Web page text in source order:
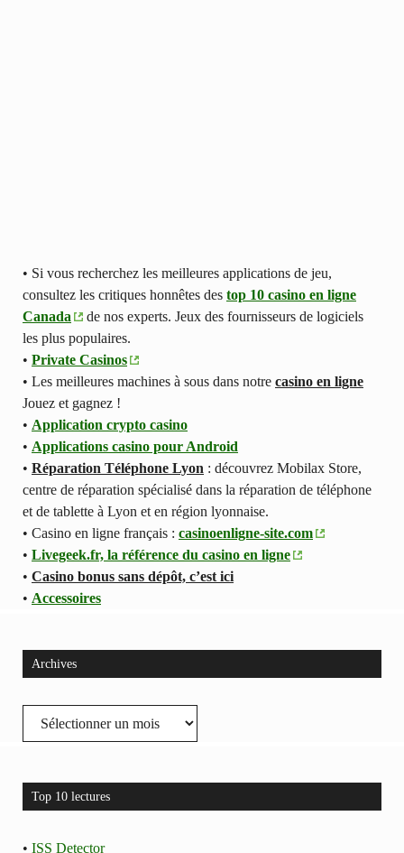
• Si vous recherchez les meilleures applications de jeu,
consultez les critiques honnêtes des top 10 casino en ligne
Canada
de nos experts. Jeux des fournisseurs de logiciels
les plus populaires.
• Private Casinos
• Les meilleures machines à sous dans notre casino en ligne
Jouez et gagnez !
• Application crypto casino
• Applications casino pour Android
• Réparation Téléphone Lyon : découvrez Mobilax Store,
centre de réparation spécialisé dans la réparation de téléphone
et de tablette à Lyon et en région lyonnaise.
• Casino en ligne français : casinoenligne-site.com
• Livegeek.fr, la référence du casino en ligne
• Casino bonus sans dépôt, c’est ici
• Accessoires
Archives
Archives
Top 10 lectures
• ISS Detector